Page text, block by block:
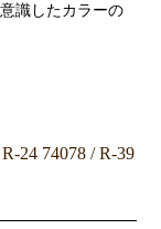
識したカラーの
24 74078 / R-39